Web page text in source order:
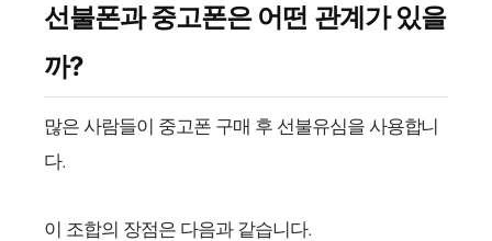
선불폰과 중고폰은 어떤 관계가 있을
까?
많은 사람들이 중고폰 구매 후 선불유심을 사용합니
다.
이 조합의 장점은 다음과 같습니다.